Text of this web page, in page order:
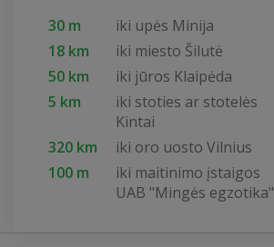
30 m
iki upės Minija
18 km
iki miesto Šilutė
50 km
iki jūros Klaipėda
5 km
iki stoties ar stotelės
Kintai
320 km
iki oro uosto Vilnius
100 m
iki maitinimo įstaigos
UAB "Mingės egzotika"